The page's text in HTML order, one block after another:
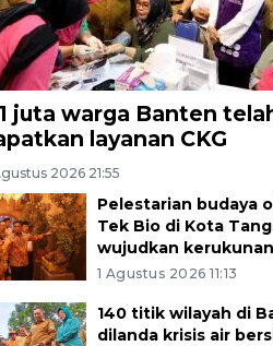
juta warga Banten
layanan CKG
2026 21:55
Pelestarian budaya
Tek Bio di Kota
wujudkan kerukunan
1 Agustus 2026 11:13
140 titik wilayah di
dilanda krisis air